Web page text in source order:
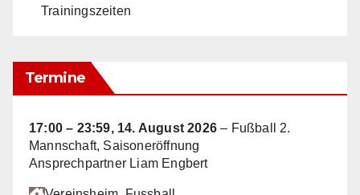
Trainingszeiten
Termine
17:00 – 23:59, 14. August 2026 – Fußball 2.
Mannschaft, Saisoneröffnung
Ansprechpartner Liam Engbert